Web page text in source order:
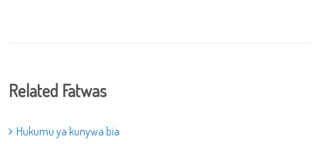
Related Fatwas
Hukumu ya kunywa bia